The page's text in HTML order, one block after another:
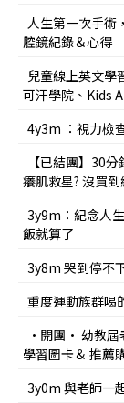
人生第一次手術
腔鏡紀錄＆心得
兒童線上英文
可汗學院、Kids
4y3m ：視力檢
【已結團】30
癢肌救星? 沒買
3y9m：紀念人
飯就算了
3y8m 哭到停不
重度運動族群喝
•開團• 幼教屆
學習圖卡＆ 推薦
3y0m 與老師一